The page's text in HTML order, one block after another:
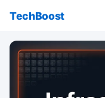
TechBoost